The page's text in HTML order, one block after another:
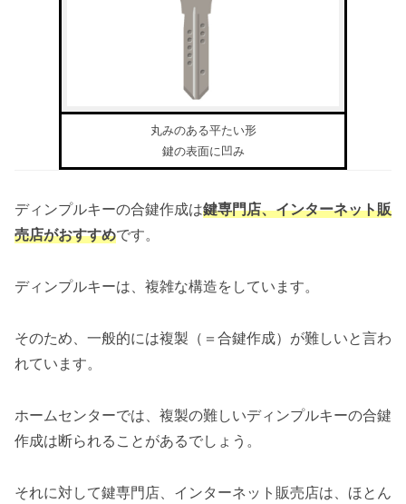
丸みのある平たい形
鍵の表面に凹み
ディンプルキーの合鍵作成は鍵専門店、インターネット販
売店がおすすめです。
ディンプルキーは、複雑な構造をしています。
そのため、一般的には複製（＝合鍵作成）が難しいと言わ
れています。
ホームセンターでは、複製の難しいディンプルキーの合鍵
作成は断られることがあるでしょう。
それに対して鍵専門店、インターネット販売店は、ほとん